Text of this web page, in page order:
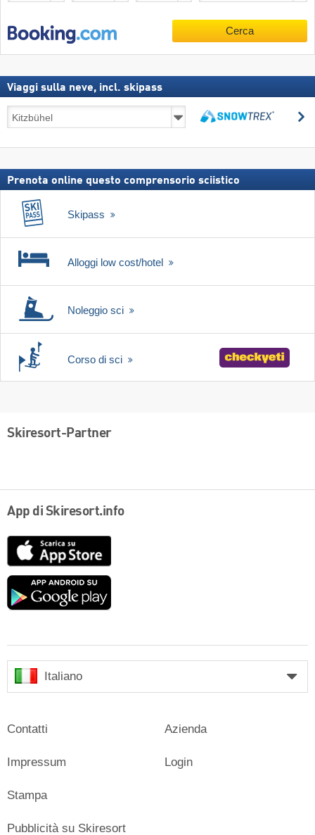
Cerca
Viaggi sulla neve, incl. skipass
sulla
incl.
Prenota online questo comprensorio sciistico
Skipass
Alloggi low cost/hotel
Noleggio sci
Corso di sci
Skiresort-Partner
App di Skiresort.info
Google
Italiano
Contatti
Impressum
Stampa
Azienda
Login
Pubblicità su Skiresort